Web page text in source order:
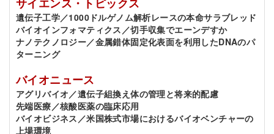
遺伝子工学／1000ドルゲノム解析レースの本命サラブレッド
バイオインフォマティクス ／切手収集でエーンデすか
ナノテクノロジー／金属錯体固定化表面を利用したDNAのパ
ターニング
バイオニュース
アグリバイオ ／遺伝子組換え体の管理と将来的配慮
先端医療 ／核酸医薬の臨床応用
バイオビジネス ／米国株式市場におけるバイオベンチャーの
上場環境